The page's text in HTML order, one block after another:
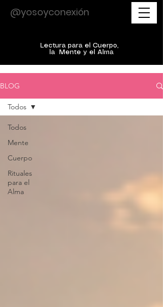
@yosoyconexión
Lectura para el Cuerpo,
la Mente y el Alma
BLOG
Todos
Mente
Cuerpo
Rituales
para el
Alma
Todos